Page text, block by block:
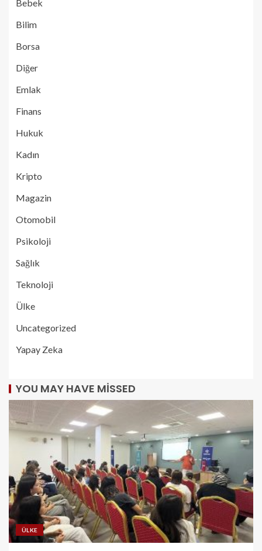
Bebek
Bilim
Borsa
Diğer
Emlak
Finans
Hukuk
Kadın
Kripto
Magazin
Otomobil
Psikoloji
Sağlık
Teknoloji
Ülke
Uncategorized
Yapay Zeka
YOU MAY HAVE MISSED
ÜLKE